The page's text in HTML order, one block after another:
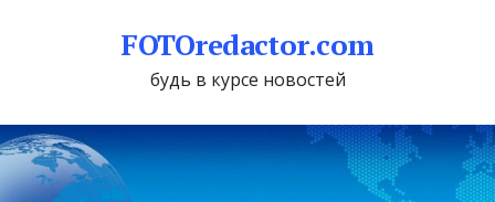
FOTOredactor.com
будь в курсе новостей